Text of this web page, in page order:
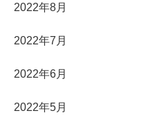
2022年8月
2022年7月
2022年6月
2022年5月